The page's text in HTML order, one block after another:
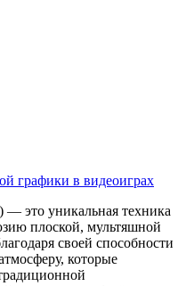
графики в видеоиграх
— это уникальная техника
плоской, мультяшной
своей способности
которые